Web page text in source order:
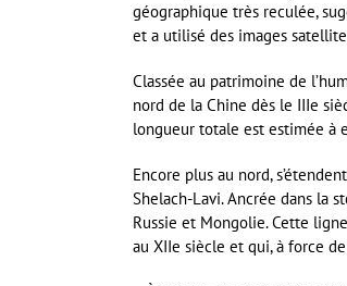
géographique très reculée,
et a utilisé des images
Classée au patrimoine de
nord de la Chine dès le IIIe
longueur totale est estimée à
Encore plus au nord,
Shelach-Lavi. Ancrée dans la
Russie et Mongolie. Cette
au XIIe siècle et qui, à force